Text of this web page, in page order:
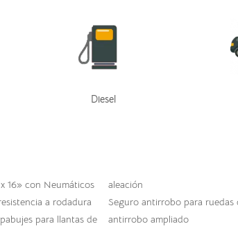
Diesel
16» con Neumáticos
a rodadura
para llantas de
aleación
Seguro antirrobo para ruedas
antirrobo ampliado